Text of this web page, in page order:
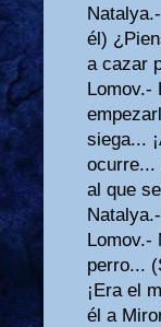
él)
a cazar
Lomov.-
siega...
ocurre...
al que
Lomov.-
perro...
¡Era el
él a